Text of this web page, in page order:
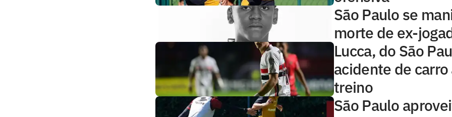
São Paulo se
morte de ex-
Lucca, do São
acidente de
treino
São Paulo